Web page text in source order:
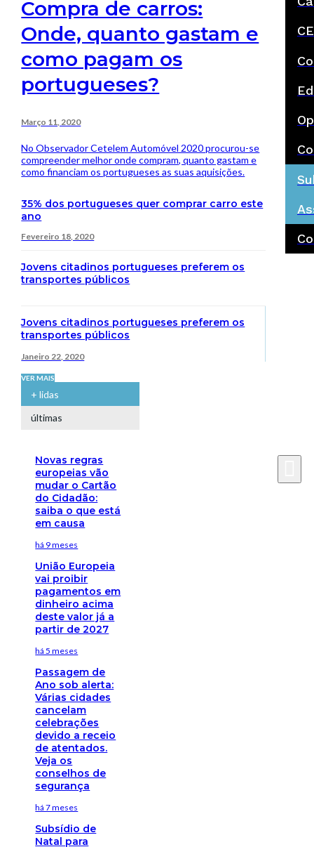
Compra de carros:
Onde, quanto gastam e
como pagam os
portugueses?
Março 11, 2020
No Observador Cetelem Automóvel 2020 procurou-se
compreender melhor onde compram, quanto gastam e
como financiam os portugueses as suas aquisições.
35% dos portugueses quer comprar carro este
ano
Fevereiro 18, 2020
Jovens citadinos portugueses preferem os
transportes públicos
Jovens citadinos portugueses preferem os
transportes públicos
Janeiro 22, 2020
VER MAIS
+ lidas
últimas
Novas regras
europeias vão
mudar o Cartão
do Cidadão:
saiba o que está
em causa
há 9 meses
União Europeia
vai proibir
pagamentos em
dinheiro acima
deste valor já a
partir de 2027
há 5 meses
Passagem de
Ano sob alerta:
Várias cidades
cancelam
celebrações
devido a receio
de atentados.
Veja os
conselhos de
segurança
há 7 meses
Subsídio de
Natal para